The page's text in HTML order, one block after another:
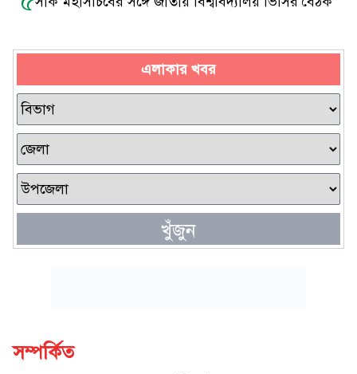
এলাকার খবর
খুঁজুন
সম্পর্কিত